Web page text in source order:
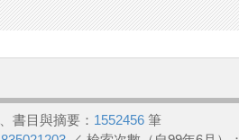
書目與摘要： 1552456 筆